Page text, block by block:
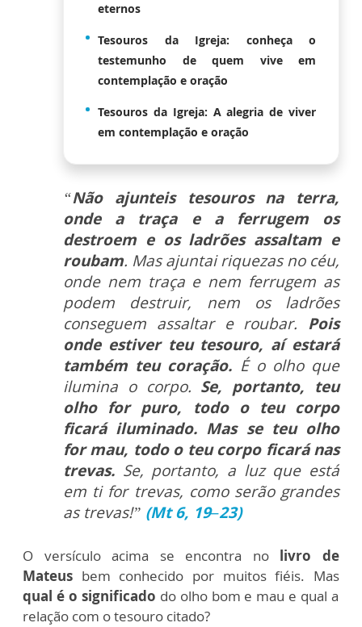
eternos
Tesouros da Igreja: conheça o
testemunho de quem vive em
contemplação e oração
Tesouros da Igreja: A alegria de viver
em contemplação e oração
“Não ajunteis tesouros na terra,
onde a traça e a ferrugem os
destroem e os ladrões assaltam e
roubam. Mas ajuntai riquezas no céu,
onde nem traça e nem ferrugem as
podem destruir, nem os ladrões
conseguem assaltar e roubar. Pois
onde estiver teu tesouro, aí estará
também teu coração. É o olho que
ilumina o corpo. Se, portanto, teu
olho for puro, todo o teu corpo
ficará iluminado. Mas se teu olho
for mau, todo o teu corpo ficará nas
trevas. Se, portanto, a luz que está
em ti for trevas, como serão grandes
as trevas!” (Mt 6, 19–23)
O versículo acima se encontra no livro de
Mateus bem conhecido por muitos fiéis. Mas
qual é o significado do olho bom e mau e qual a
relação com o tesouro citado?